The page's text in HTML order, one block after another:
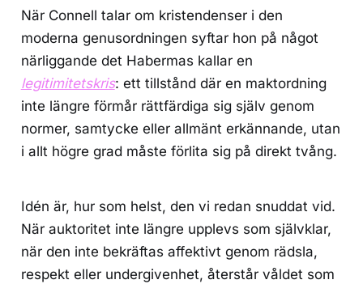
När Connell talar om kristendenser i den
moderna genusordningen syftar hon på något
närliggande det Habermas kallar en
legitimitetskris: ett tillstånd där en maktordning
inte längre förmår rättfärdiga sig själv genom
normer, samtycke eller allmänt erkännande, utan
i allt högre grad måste förlita sig på direkt tvång.
Idén är, hur som helst, den vi redan snuddat vid.
När auktoritet inte längre upplevs som självklar,
när den inte bekräftas affektivt genom rädsla,
respekt eller undergivenhet, återstår våldet som